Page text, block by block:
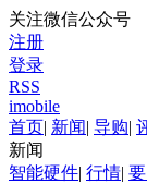
关注微信公众号
注册
登录
RSS
imobile
首页| 新闻| 导购|
新闻
智能硬件| 行情|